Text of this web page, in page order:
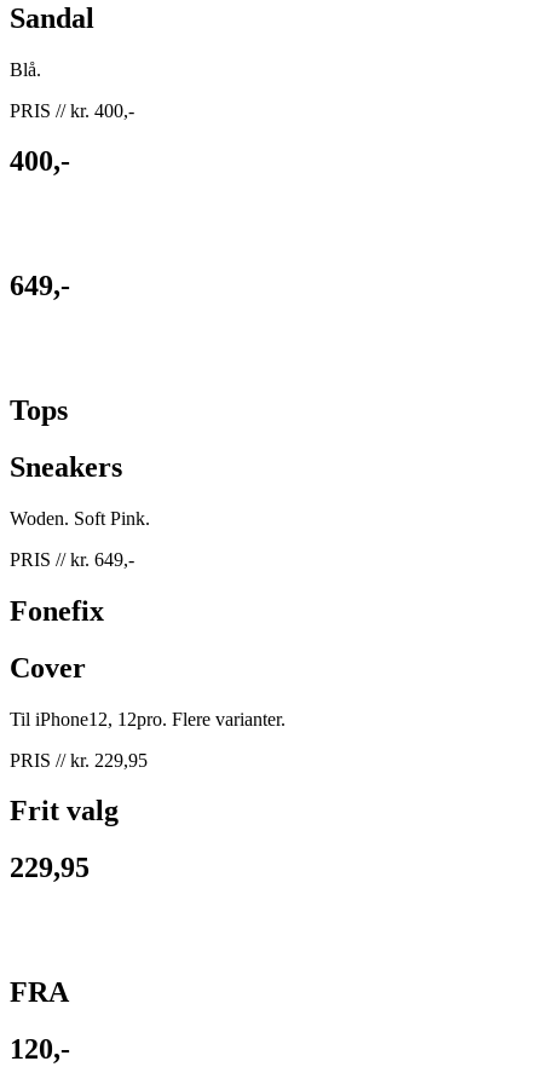
Sandal
Blå.
PRIS // kr. 400,-
400,-
649,-
Tops
Sneakers
Woden. Soft Pink.
PRIS // kr. 649,-
Fonefix
Cover
Til iPhone12, 12pro. Flere varianter.
PRIS // kr. 229,95
Frit valg
229,95
FRA
120,-